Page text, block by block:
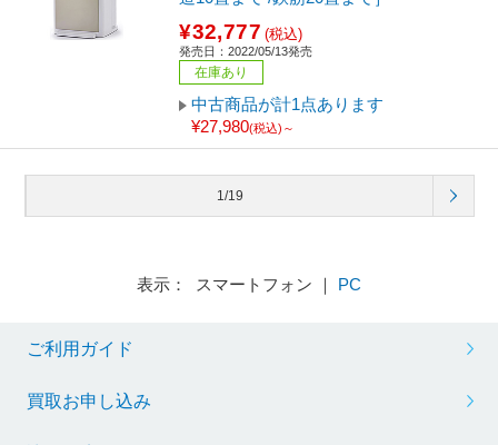
¥32,777 (税込)
発売日：2022/05/13発売
在庫あり
中古商品が計1点あります
¥27,980(税込)～
1/19
表示： スマートフォン ｜ PC
ご利用ガイド
買取お申し込み